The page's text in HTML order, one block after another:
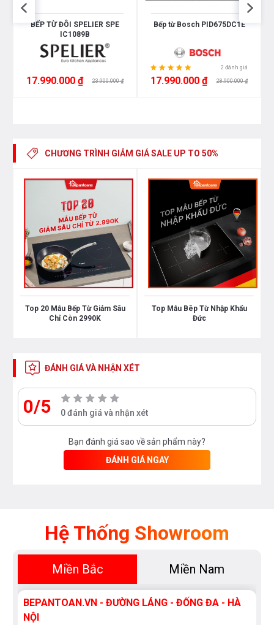
BẾP TỪ ĐÔI SPELIER SPE
IC1089B
17.990.000 ₫ 23.900.000 ₫
Bếp từ Bosch PID675DC1E
2 đánh giá
17.990.000 ₫ 28.900.000 ₫
CHƯƠNG TRÌNH GIẢM GIÁSALE UP TO 50%
Top 20 Mẫu Bếp Từ Giảm Sâu
Chỉ Còn 2990K
Top Mẫu Bêp Từ Nhập Khẩu
Đức
ĐÁNH GIÁ VÀ NHẬN XÉT
0/5 0 đánh giá và nhận xét
Bạn đánh giá sao về sản phẩm này?
ĐÁNH GIÁ NGAY
Hệ Thống Showroom
Miền Bắc Miền Nam
BEPANTOAN.VN - ĐƯỜNG LÁNG - ĐỐNG ĐA - HÀ
NỘI